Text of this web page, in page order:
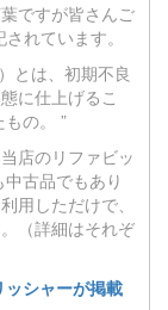
ですが皆さんご
れています。
とは、初期不良
に仕上げるこ
の。 ”
店のリファビッ
古品でもあり
用しただけで、
（詳細はそれぞ
シャーが掲載